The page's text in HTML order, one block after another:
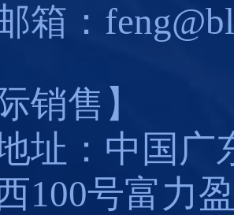
：
销售】
：中国广
100号富力